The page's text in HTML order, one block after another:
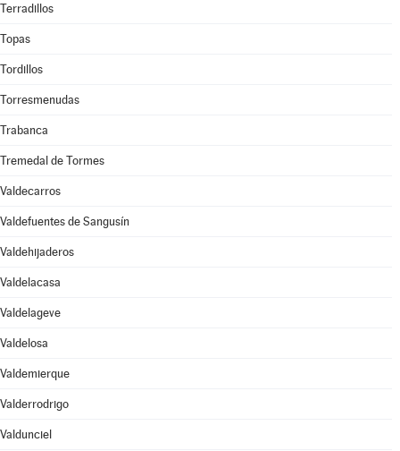
Terradillos
Topas
Tordillos
Torresmenudas
Trabanca
Tremedal de Tormes
Valdecarros
Valdefuentes de Sangusín
Valdehijaderos
Valdelacasa
Valdelageve
Valdelosa
Valdemierque
Valderrodrigo
Valdunciel